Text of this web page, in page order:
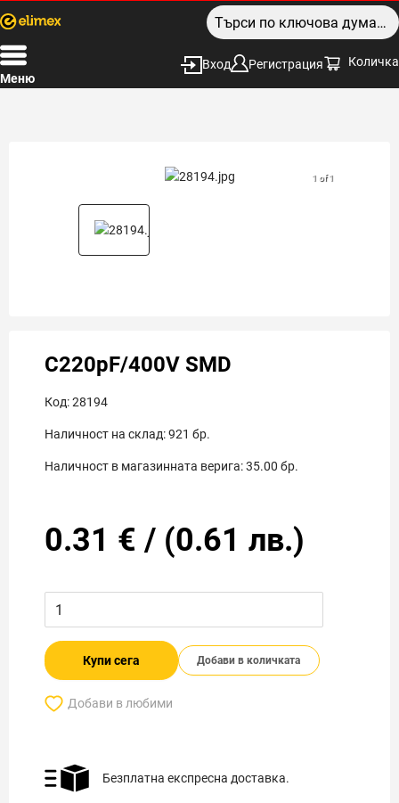
Меню
Вход Регистрация Количка
1 of 1
C220pF/400V SMD
Код:28194
Наличност на склад:921 бр.
Наличност в магазинната верига:35.00 бр.
0.31 € / (0.61 лв.)
Купи сега Добави в количката
Добави в любими
Безплатна експресна доставка.